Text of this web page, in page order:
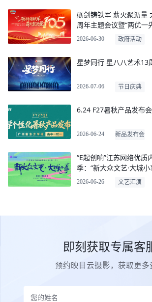
砺剑铸铁军 薪火聚沥量
周年主题会议暨“两优一
2026-06-30 政府活动
星梦同行 星八八艺术
2026-07-06 节日庆典
6.24 F27暑秋产品发布
2026-06-24 新品发布会
“E起创响”江苏网络优质
季：“新大众文艺·大城
2026-06-26 文艺汇演
即刻获取专属客
预约映目云摄影，获取更多